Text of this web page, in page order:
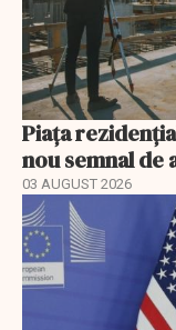
Piața
nou semnal de
03 AUGUST 2026